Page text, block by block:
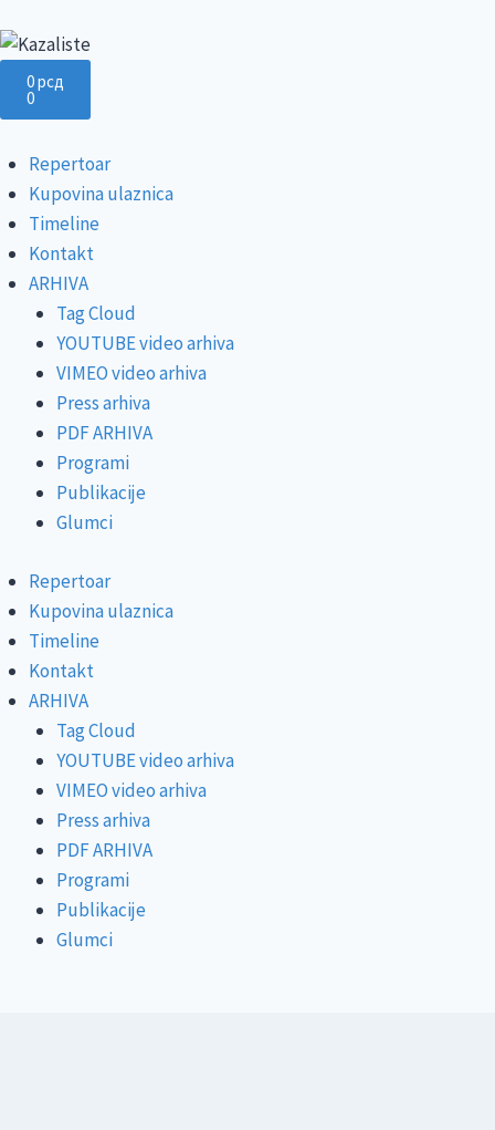
0рсд
0
Repertoar
Kupovina ulaznica
Timeline
Kontakt
ARHIVA
Tag Cloud
YOUTUBE video arhiva
VIMEO video arhiva
Press arhiva
PDF ARHIVA
Programi
Publikacije
Glumci
Repertoar
Kupovina ulaznica
Timeline
Kontakt
ARHIVA
Tag Cloud
YOUTUBE video arhiva
VIMEO video arhiva
Press arhiva
PDF ARHIVA
Programi
Publikacije
Glumci